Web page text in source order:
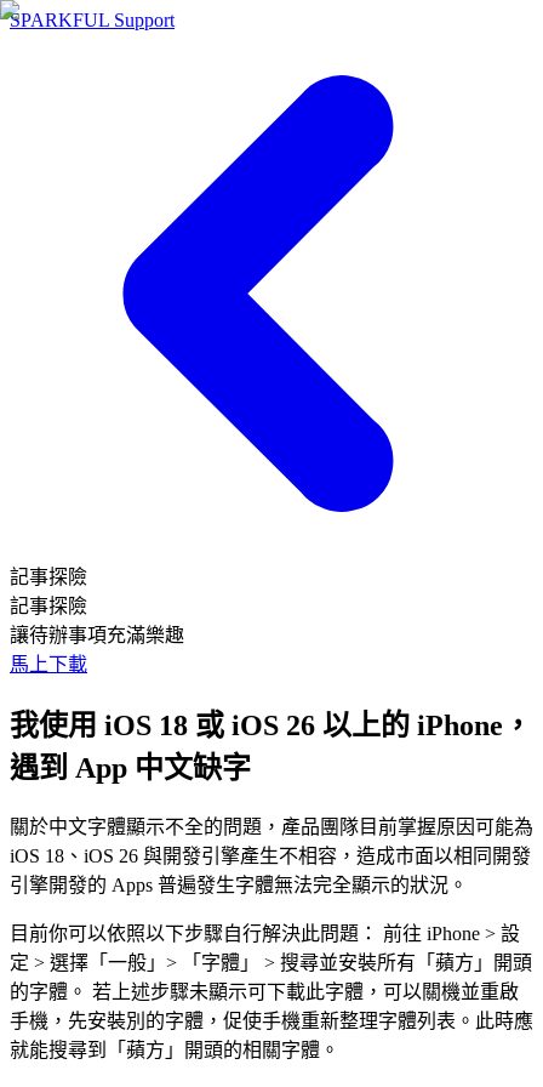
SPARKFUL Support
記事探險
記事探險
讓待辦事項充滿樂趣
馬上下載
我使用 iOS 18 或 iOS 26 以上的 iPhone，
遇到 App 中文缺字
關於中文字體顯示不全的問題，產品團隊目前掌握原因可能為
iOS 18、iOS 26 與開發引擎產生不相容，造成市面以相同開發
引擎開發的 Apps 普遍發生字體無法完全顯示的狀況。
目前你可以依照以下步驟自行解決此問題： 前往 iPhone > 設
定 > 選擇「一般」> 「字體」 > 搜尋並安裝所有「蘋方」開頭
的字體。 若上述步驟未顯示可下載此字體，可以關機並重啟
手機，先安裝別的字體，促使手機重新整理字體列表。此時應
就能搜尋到「蘋方」開頭的相關字體。